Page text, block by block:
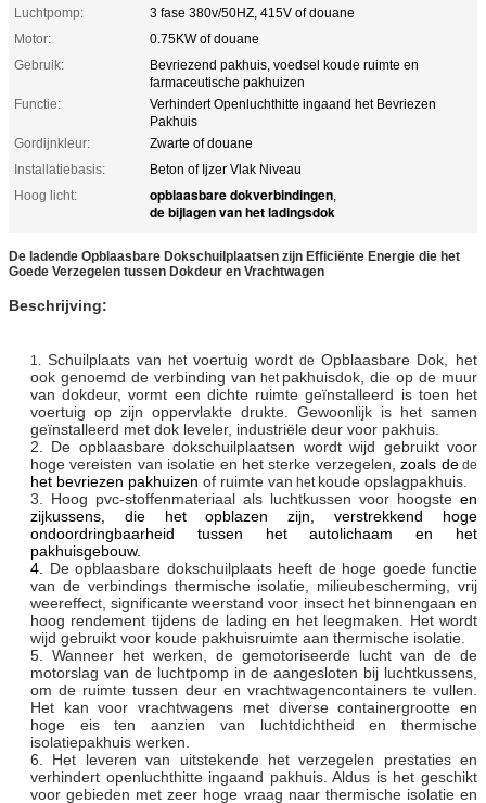
Luchtpomp:
3 fase 380v/50HZ, 415V of douane
Motor:
0.75KW of douane
Gebruik:
Bevriezend pakhuis, voedsel koude ruimte en
farmaceutische pakhuizen
Functie:
Verhindert Openluchthitte ingaand het Bevriezen
Pakhuis
Gordijnkleur:
Zwarte of douane
Installatiebasis:
Beton of Ijzer Vlak Niveau
Hoog licht:
opblaasbare dokverbindingen,
de bijlagen van het ladingsdok
De ladende Opblaasbare Dokschuilplaatsen zijn Efficiënte Energie die het
Goede Verzegelen tussen Dokdeur en Vrachtwagen
Beschrijving:
1. Schuilplaats van het voertuig wordt de Opblaasbare Dok , het
ook genoemd de verbinding van het pakhuisdok, die op de muur
van dokdeur, vormt een dichte ruimte geïnstalleerd is toen het
voertuig op zijn oppervlakte drukte. Gewoonlijk is het samen
geïnstalleerd met dok leveler, industriële deur voor pakhuis.
2. De opblaasbare dokschuilplaatsen wordt wijd gebruikt voor
hoge vereisten van isolatie en het sterke verzegelen,zoals dede
het bevriezen pakhuizen of ruimte van het koude opslagpakhuis.
3. Hoog pvc-stoffenmateriaal als luchtkussen voor hoogste en
zijkussens, die het opblazen zijn, verstrekkend hoge
ondoordringbaarheid tussen het autolichaam en het
pakhuisgebouw.
4. De opblaasbare dokschuilplaats heeft de hoge goede functie
van de verbindings thermische isolatie, milieubescherming, vrij
weereffect, significante weerstand voor insect het binnengaan en
hoog rendement tijdens de lading en het leegmaken. Het wordt
wijd gebruikt voor koude pakhuisruimte aan thermische isolatie.
5. Wanneer het werken, de gemotoriseerde lucht van de de
motorslag van de luchtpomp in de aangesloten bij luchtkussens,
om de ruimte tussen deur en vrachtwagencontainers te vullen.
Het kan voor vrachtwagens met diverse containergrootte en
hoge eis ten aanzien van luchtdichtheid en thermische
isolatiepakhuis werken.
6. Het leveren van
uitstekende het verzegelen prestaties en
verhindert openluchthitte ingaand pakhuis. Aldus is het geschikt
voor gebieden met zeer hoge vraag naar thermische isolatie en